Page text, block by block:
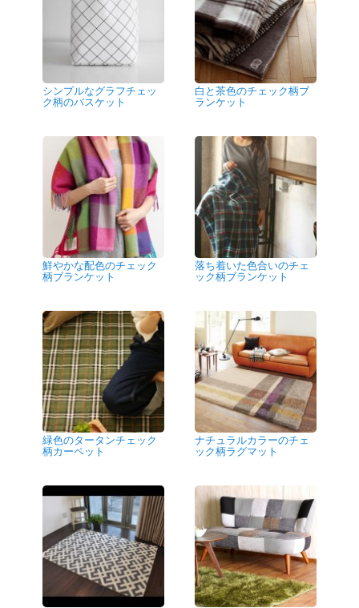
シンプルなグラフチェッ
ク柄のバスケット
白と茶色のチェック柄ブ
ランケット
鮮やかな配色のチェック
柄ブランケット
落ち着いた色合いのチェ
ック柄ブランケット
緑色のタータンチェック
柄カーペット
ナチュラルカラーのチェ
ック柄ラグマット